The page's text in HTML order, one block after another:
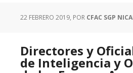
22 FEBRERO 2019, POR CFAC SGP
Directores y
de Inteligencia y